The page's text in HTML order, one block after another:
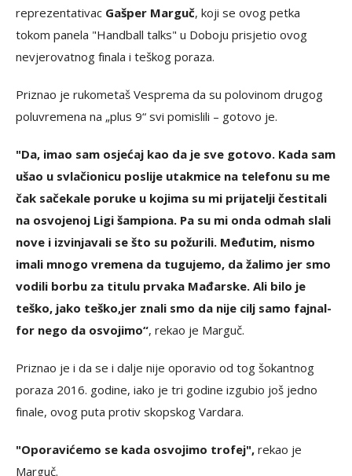
reprezentativac Gašper Marguč, koji se ovog petka
tokom panela "Handball talks" u Doboju prisjetio ovog
nevjerovatnog finala i teškog poraza.
Priznao je rukometaš Vesprema da su polovinom drugog
poluvremena na „plus 9“ svi pomislili – gotovo je.
"Da, imao sam osjećaj kao da je sve gotovo. Kada sam
ušao u svlačionicu poslije utakmice na telefonu su me
čak sačekale poruke u kojima su mi prijatelji čestitali
na osvojenoj Ligi šampiona. Pa su mi onda odmah slali
nove i izvinjavali se što su požurili. Međutim, nismo
imali mnogo vremena da tugujemo, da žalimo jer smo
vodili borbu za titulu prvaka Mađarske. Ali bilo je
teško, jako teško,jer znali smo da nije cilj samo fajnal-
for nego da osvojimo“, rekao je Marguč.
Priznao je i da se i dalje nije oporavio od tog šokantnog
poraza 2016. godine, iako je tri godine izgubio još jedno
finale, ovog puta protiv skopskog Vardara.
"Oporavićemo se kada osvojimo trofej", rekao je
Marguč.